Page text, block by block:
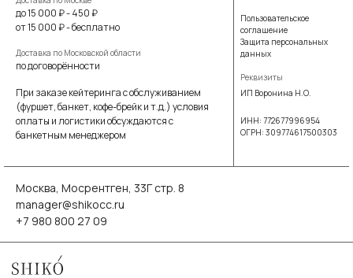
до 15 000 ₽ - 450 ₽
от 15 000 ₽ - бесплатно
Доставка по Московской области
по договорённости
При заказе кейтеринга с обслуживанием
(фуршет, банкет, кофе-брейк и т.д.) условия
оплаты и логистики обсуждаются с
банкетным менеджером
Пользовательское
соглашение
Защита персональных
данных
Реквизиты
ИП Воронина Н.О.
ИНН: 772677996954
ОГРН: 309774617500303
Москва, Мосрентген, 33Г стр. 8
manager@shikocc.ru
+7 980 800 27 09